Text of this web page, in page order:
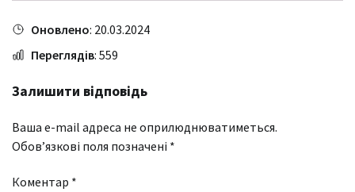
Оновлено: 20.03.2024
Переглядів: 559
Залишити відповідь
Ваша e-mail адреса не оприлюднюватиметься.
Обов’язкові поля позначені *
Коментар *